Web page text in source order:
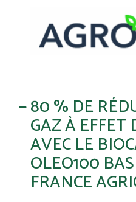
80 % DE
GAZ À EFFET
AVEC LE
OLEO100
FRANCE